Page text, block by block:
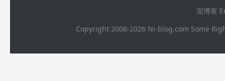
泥博客
Copyright 2006-2026 Ni-blog.com Some